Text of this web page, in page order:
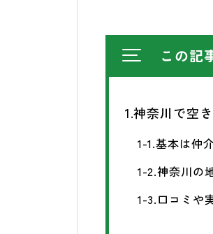
この記
1.神奈川で空
1-1.基本は仲
1-2.神奈川の
1-3.口コミや